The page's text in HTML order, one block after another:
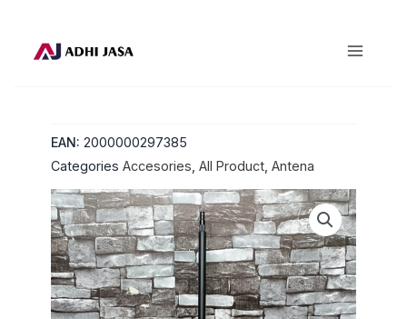
EAN: 2000000297385
Categories Accesories All Product Antena